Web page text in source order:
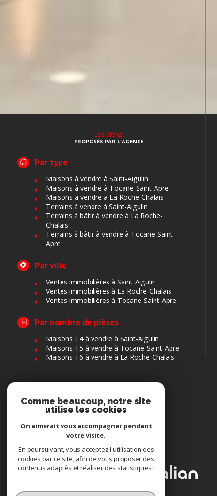
Les biens
PROPOSÉS PAR L'AGENCE
Par type
Maisons à vendre à Saint-Aigulin
Maisons à vendre à Tocane-Saint-Apre
Maisons à vendre à La Roche-Chalais
Terrains à vendre à Saint-Aigulin
Terrains à bâtir à vendre à La Roche-
Chalais
Terrains à bâtir à vendre à Tocane-Saint-
Apre
Par ville
Ventes immobilières à Saint-Aigulin
Ventes immobilières à La Roche-Chalais
Ventes immobilières à Tocane-Saint-Apre
Par nombre de pièces
Maisons T4 à vendre à Saint-Aigulin
Maisons T5 à vendre à Tocane-Saint-Apre
Maisons T6 à vendre à La Roche-Chalais
Espace
PROPRIÉTAIRE
Se connecter
Nous
ADHÉRONS
Comme beaucoup, notre site
utilise les cookies
On aimerait vous accompagner pendant
votre visite.
En poursuivant, vous acceptez l'utilisation des
cookies par ce site, afin de vous proposer des
contenus adaptés et réaliser des statistiques !